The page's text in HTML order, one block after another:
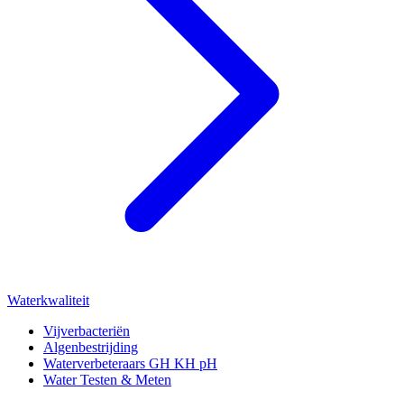
Waterkwaliteit
Vijverbacteriën
Algenbestrijding
Waterverbeteraars GH KH pH
Water Testen & Meten